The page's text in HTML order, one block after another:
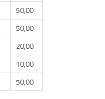
50,00
50,00
20,00
10,00
50,00